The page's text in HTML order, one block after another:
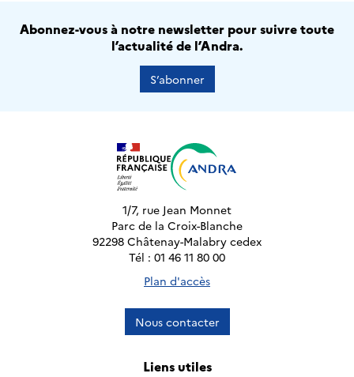
Abonnez-vous à notre newsletter pour suivre toute
l’actualité de l’Andra.
S’abonner
1/7, rue Jean Monnet
Parc de la Croix-Blanche
92298 Châtenay-Malabry cedex
Tél : 01 46 11 80 00
Plan d'accès
Nous contacter
Liens utiles